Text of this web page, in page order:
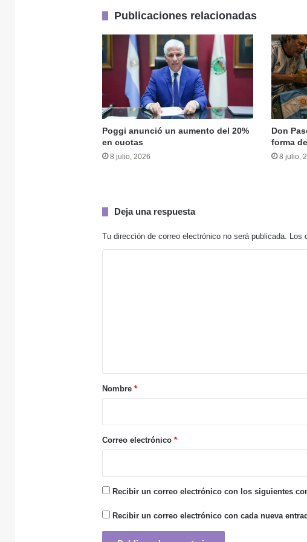
29 julio, 2026
29 julio, 2026
Abdala niega la
ascenso”
Publicaciones relacionadas
Poggi anunció un aumento del 20%
en cuotas
8 julio, 2026
Don
forma
8 julio,
Deja una respuesta
Tu dirección de correo electrónico no será publicada. Los
r
*
Nombre*
Correo electrónico*
Recibir un correo electrónico con los siguientes
Recibir un correo electrónico con cada nueva